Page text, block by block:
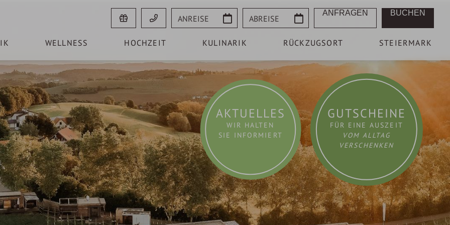
Anreise Abreise ANFRAGEN BUCHEN
WELLNESS HOCHZEIT KULINARIK RÜCKZUGSORT STEIERMARK
GUTSCHEINE
FÜR EINE AUSZEIT
VOM ALLTAG
VERSCHENKEN
AKTUELLES
WIR HALTEN
SIE INFORMIERT